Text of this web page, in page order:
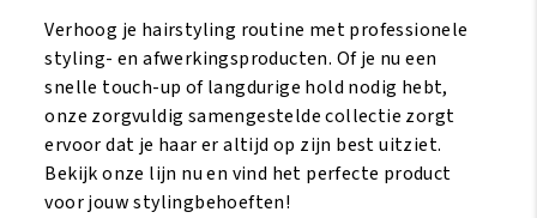
Verhoog je hairstyling routine met professionele
styling- en afwerkingsproducten. Of je nu een
snelle touch-up of langdurige hold nodig hebt,
onze zorgvuldig samengestelde collectie zorgt
ervoor dat je haar er altijd op zijn best uitziet.
Bekijk onze lijn nu en vind het perfecte product
voor jouw stylingbehoeften!